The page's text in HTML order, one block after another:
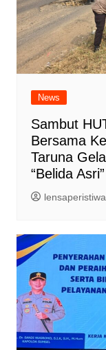
News
Sambut
Bersama
Taruna
“Belida Asri”
lensaperistiwa